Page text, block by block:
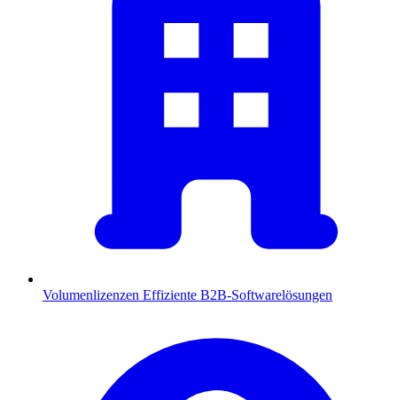
Volumenlizenzen Effiziente B2B-Softwarelösungen